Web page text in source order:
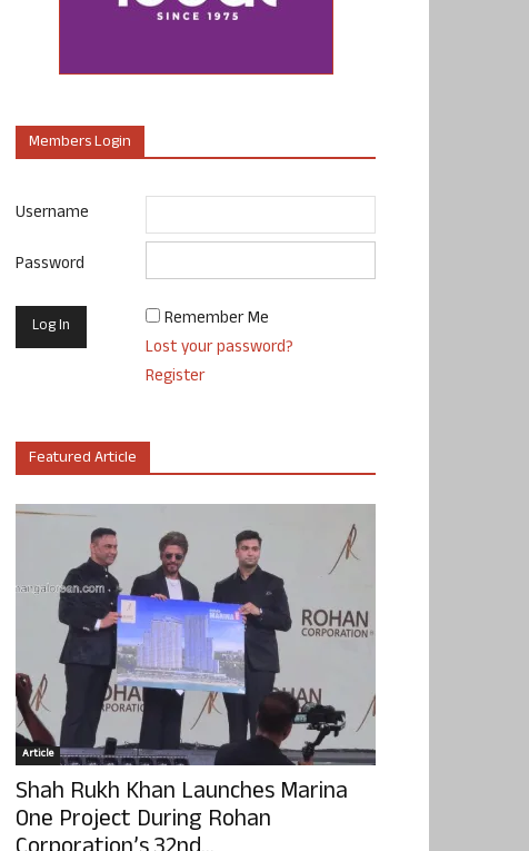
Members Login
Username
Password
Remember Me
Lost your password?
Register
Featured Article
Article
Shah Rukh Khan Launches Marina
One Project During Rohan